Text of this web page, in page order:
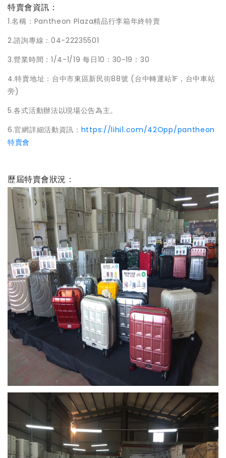
特賣會資訊：
1.名稱：Pantheon Plaza精品行李箱年終特賣
2.諮詢專線：04-22235501
3.營業時間：1/4-1/19 每日10：30~19：30
4.特賣地址：台中市東區新民街88號 (台中轉運站1F，台中車站
旁)
5.各式活動辦法以現場公告為主。
6.官網詳細活動資訊： https://lihi1.com/42Opp/pantheon
特賣會
歷屆特賣會狀況：